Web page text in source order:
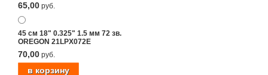
65,00 руб.
45 см 18" 0.325" 1.5 мм 72 зв.
OREGON 21LPX072E
70,00 руб.